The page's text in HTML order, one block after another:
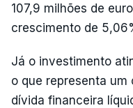
107,9 milhões de
crescimento de
Já o investimento
o que representa
dívida financeira